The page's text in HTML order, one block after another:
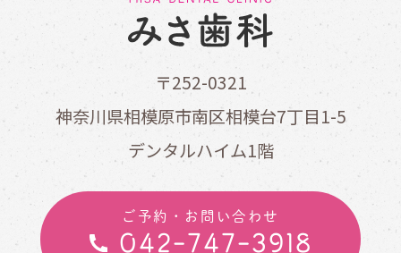
〒252-0321
神奈川県相模原市南区相模台7丁目1-5
デンタルハイム1階
ご予約・お問い合わせ
042-747-3918